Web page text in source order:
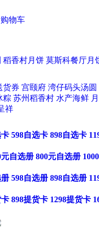
物车
稻香村月饼 莫斯科餐厅月
598自选卡 898自选卡
元自选册 800元自选册
598自选册 898自选册
898提货卡 1298提货卡
货券 宫颐府 湾仔码头汤圆
粽 苏州稻香村 水产海鲜
祥